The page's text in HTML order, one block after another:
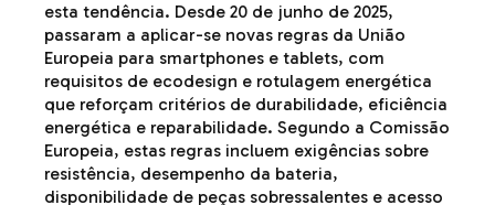
esta tendência. Desde 20 de junho de 2025,
passaram a aplicar-se novas regras da União
Europeia para smartphones e tablets, com
requisitos de ecodesign e rotulagem energética
que reforçam critérios de durabilidade, eficiência
energética e reparabilidade. Segundo a Comissão
Europeia, estas regras incluem exigências sobre
resistência, desempenho da bateria,
disponibilidade de peças sobressalentes e acesso